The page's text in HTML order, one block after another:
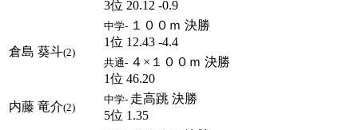
3位 20.12 -0.9
倉島 葵斗(2)
中学- １００ｍ 決勝
1位 12.43 -4.4
共通- ４×１００ｍ 決勝
1位 46.20
内藤 竜介(2)
中学- 走高跳 決勝
5位 1.35